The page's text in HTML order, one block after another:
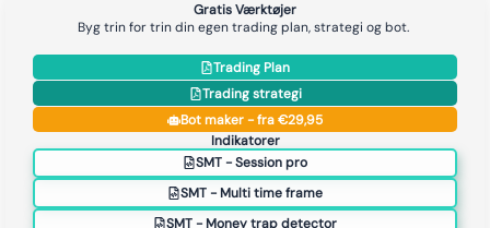
Gratis Værktøjer
Byg trin for trin din egen trading plan, strategi og bot.
Trading Plan
Trading strategi
Bot maker - fra €29,95
Indikatorer
SMT - Session pro
SMT - Multi time frame
SMT - Money trap detector